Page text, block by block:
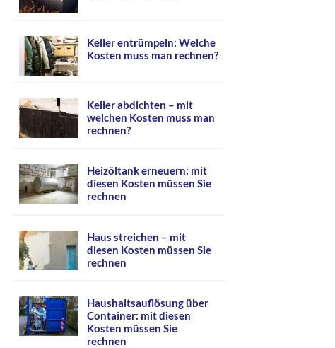
Keller entrümpeln: Welche
Kosten muss man rechnen?
Keller abdichten – mit
welchen Kosten muss man
rechnen?
Heizöltank erneuern: mit
diesen Kosten müssen Sie
rechnen
Haus streichen – mit
diesen Kosten müssen Sie
rechnen
Haushaltsauflösung über
Container: mit diesen
Kosten müssen Sie
rechnen